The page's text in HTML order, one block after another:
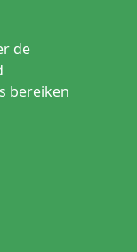
de
bereiken